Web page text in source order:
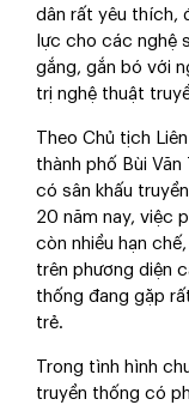
dân rất yêu thích,
lực cho các nghệ
gắng, gắn bó với
trị nghệ thuật
Theo Chủ tịch
thành phố Bùi
có sân khấu
20 năm nay, việc
còn nhiều hạn
trên phương diện
thống đang gặp
trẻ.
Trong tình hình
truyền thống có